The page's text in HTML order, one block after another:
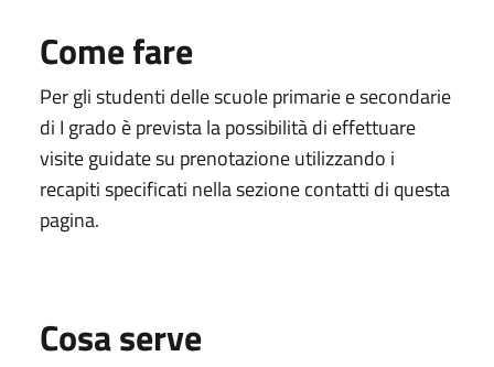
Come fare
Per gli studenti delle scuole primarie e secondarie
di I grado è prevista la possibilità di effettuare
visite guidate su prenotazione utilizzando i
recapiti specificati nella sezione contatti di questa
pagina.
Cosa serve